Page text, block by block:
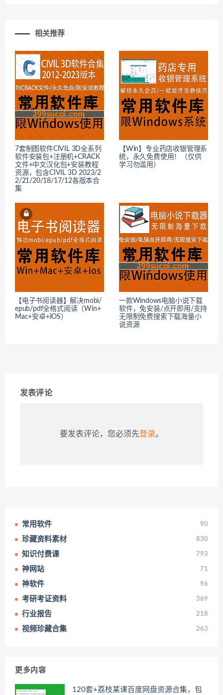
相关推荐
7套制图软件CIVIL 3D全系列
软件安装包+注册机+CRACK
文件+中文汉化包+安装教程
资源，包含CIVIL 3D 2023/2
2/21/20/18/17/12各版本合
集
【Win】专业药店收银管理系
统，永久免费使用！（仅供
学习勿滥用）
【电子书阅读器】解决mobi/
epub/pdf全格式阅读（Win+
Mac+安卓+IOS）
一款Windows电脑小说下载
软件，免安装/点开即用/支持
无限制免费搜索下载海量小
说资源
发表评论
要发表评论，您必须先登录。
常用软件 90
珍藏资料素材 830
知识付费课 793
神网站 71
神软件 96
考研考证资料 369
行业报告 218
视频珍藏合集 263
更多内容
120套+荔枝某课百度网盘资源合集，包